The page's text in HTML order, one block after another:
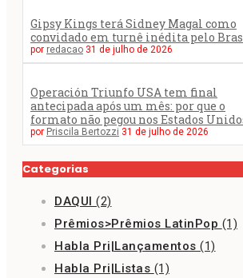
Gipsy Kings terá Sidney Magal como
convidado em turnê inédita pelo
por redacao 31 de julho de 2026
Operación Triunfo USA tem final
antecipada após um mês: por que o
formato não pegou nos Estados
por Priscila Bertozzi 31 de julho de 2026
Categorias
DAQUI (2)
Prêmios>Prêmios LatinPop (1)
Habla Pri|Lançamentos (1)
Habla Pri|Listas (1)